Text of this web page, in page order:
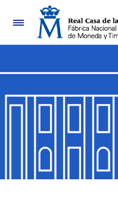
Navigation
Show/Hide
Show/Hide
Show/Hide